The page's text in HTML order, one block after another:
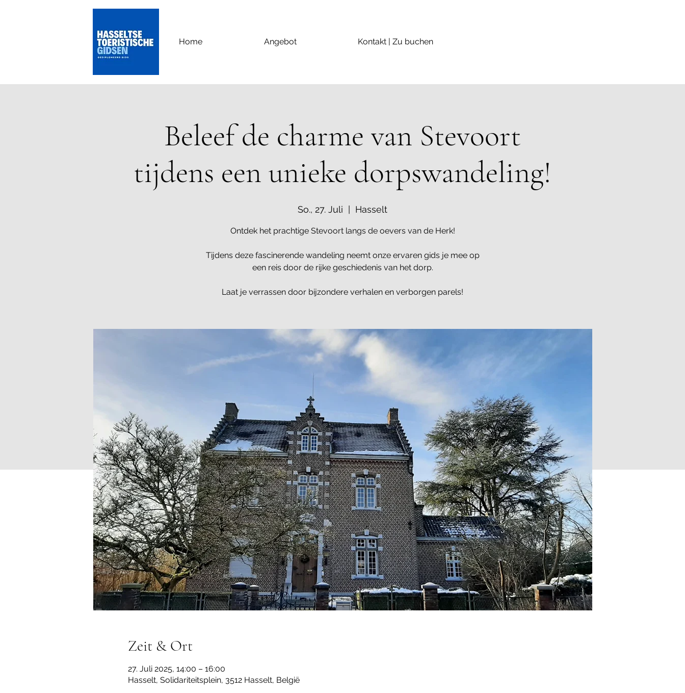
Home Angebot Kontakt | Zu buchen
Beleef de charme van Stevoort
tijdens een unieke dorpswandeling!
So., 27. Juli Hasselt
Ontdek het prachtige Stevoort langs de oevers van de Herk!
Tijdens deze fascinerende wandeling neemt onze ervaren gids je mee op
een reis door de rijke geschiedenis van het dorp.
Laat je verrassen door bijzondere verhalen en verborgen parels!
Zeit & Ort
27. Juli 2025, 14:00 – 16:00
Hasselt, Solidariteitsplein, 3512 Hasselt, België